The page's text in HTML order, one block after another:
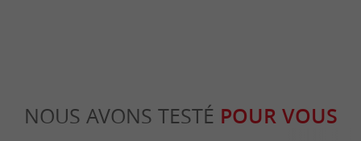
NOUS AVONS TESTÉ POUR VOUS